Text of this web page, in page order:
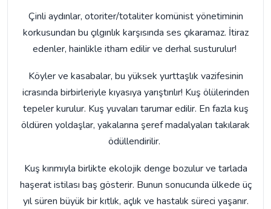
Çinli aydınlar, otoriter/totaliter komünist yönetiminin
korkusundan bu çılgınlık karşısında ses çıkaramaz. İtiraz
edenler, hainlikle itham edilir ve derhal susturulur!
Köyler ve kasabalar, bu yüksek yurttaşlık vazifesinin
icrasında birbirleriyle kıyasıya yarıştırılır! Kuş ölülerinden
tepeler kurulur. Kuş yuvaları tarumar edilir. En fazla kuş
öldüren yoldaşlar, yakalarına şeref madalyaları takılarak
ödüllendirilir.
Kuş kırımıyla birlikte ekolojik denge bozulur ve tarlada
haşerat istilası baş gösterir. Bunun sonucunda ülkede üç
yıl süren büyük bir kıtlık, açlık ve hastalık süreci yaşanır.